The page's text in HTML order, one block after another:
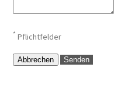
* Pflichtfelder
Abbrechen Senden